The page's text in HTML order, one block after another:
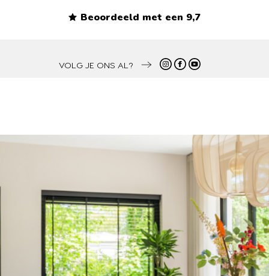
Beoordeeld met een 9,7
VOLG JE ONS AL?